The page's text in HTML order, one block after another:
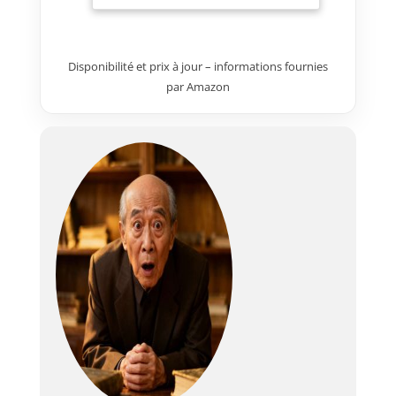
long terme sans déformation,
Pompe à air puissante et pierres
à air : puissance de la pompe à
pierres à air pour la culture en
eau profonde fournissent
suffisamment d'oxygène à
chaque seau via un tube à air,
garantissant que les racines
sont immergées dans une eau
riche en nutriments et en
oxygène pour un
développement plus rapide et
plus sain. Conception conviviale
: notre seau hydroponique
comprend des joints
d'étanchéité pour éviter les
fuites d'eau. Des tubes de
Disponibilité et prix à jour – informations fournies
par Amazon